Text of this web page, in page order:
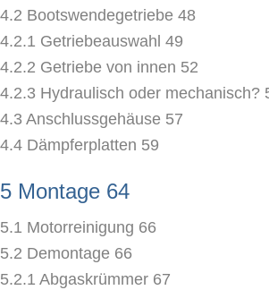
4.2 Bootswendegetriebe 48
4.2.1 Getriebeauswahl 49
4.2.2 Getriebe von innen 52
4.2.3 Hydraulisch oder mechanisch?
4.3 Anschlussgehäuse 57
4.4 Dämpferplatten 59
5 Montage 64
5.1 Motorreinigung 66
5.2 Demontage 66
5.2.1 Abgaskrümmer 67